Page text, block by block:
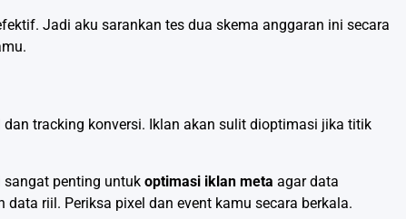
Jadi aku sarankan tes dua skema anggaran ini secara
tracking konversi. Iklan akan sulit dioptimasi jika titik
penting untuk optimasi iklan meta agar data
riil. Periksa pixel dan event kamu secara berkala.